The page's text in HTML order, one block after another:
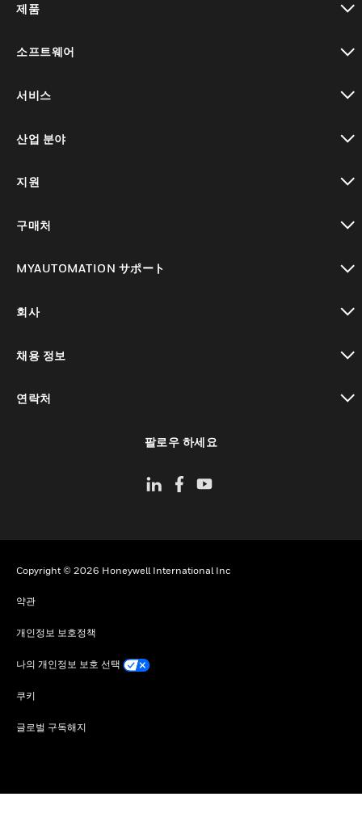
제품
소프트웨어
서비스
산업 분야
지원
구매처
MYAUTOMATION サポート
회사
채용 정보
연락처
팔로우 하세요
Copyright © 2026 Honeywell International Inc
약관
개인정보 보호정책
나의 개인정보 보호 선택
쿠키
글로벌 구독해지